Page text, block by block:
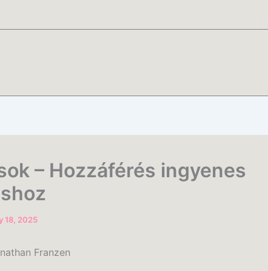
– Hozzáférés ingyenes
18, 2025
Franzen